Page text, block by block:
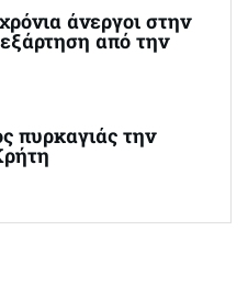
άνεργοι στην
από την
πυρκαγιάς την